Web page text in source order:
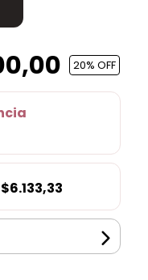
20% OFF
$6.133,33